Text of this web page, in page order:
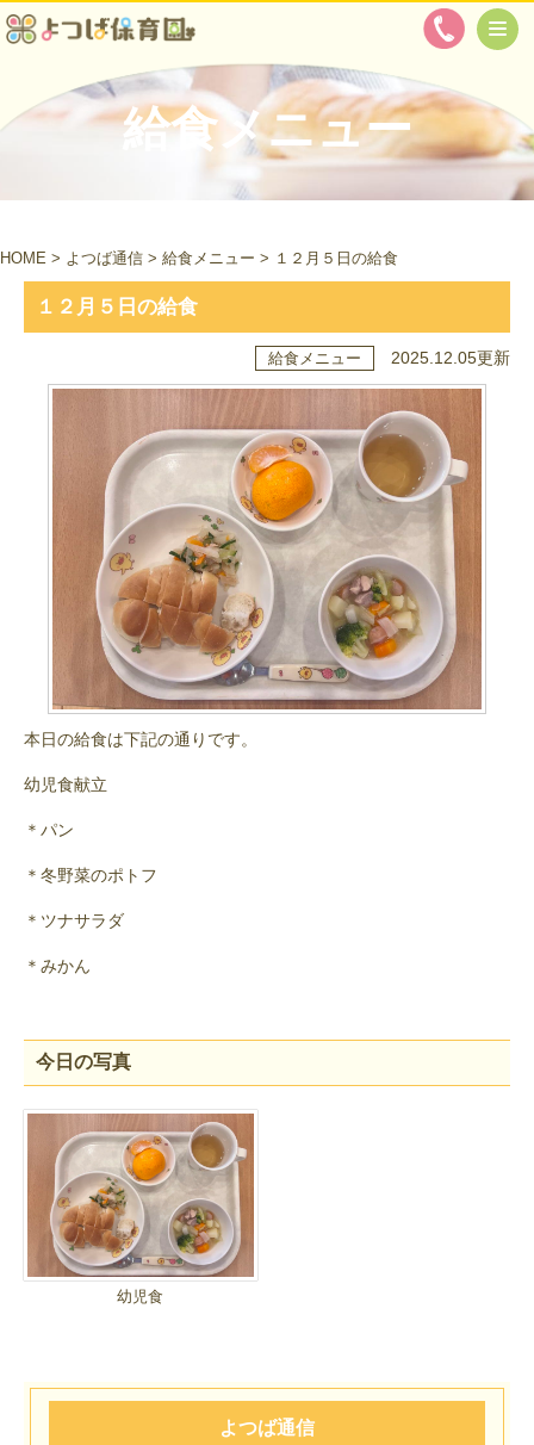
給食メニュー
HOME > よつば通信 > 給食メニュー > １２月５日の給食
１２月５日の給食
給食メニュー 2025.12.05更新
本日の給食は下記の通りです。
幼児食献立
＊パン
＊冬野菜のポトフ
＊ツナサラダ
＊みかん
今日の写真
幼児食
よつば通信